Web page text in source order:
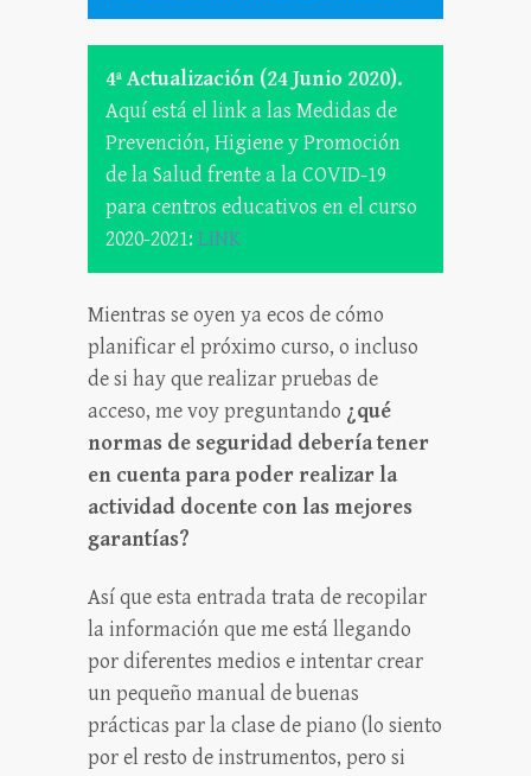
4ª Actualización (24 Junio 2020).
Aquí está el link a las Medidas de
Prevención, Higiene y Promoción
de la Salud frente a la COVID-19
para centros educativos en el curso
2020-2021: LINK
Mientras se oyen ya ecos de cómo
planificar el próximo curso, o incluso
de si hay que realizar pruebas de
acceso, me voy preguntando ¿qué
normas de seguridad debería tener
en cuenta para poder realizar la
actividad docente con las mejores
garantías?
Así que esta entrada trata de recopilar
la información que me está llegando
por diferentes medios e intentar crear
un pequeño manual de buenas
prácticas par la clase de piano (lo siento
por el resto de instrumentos, pero si